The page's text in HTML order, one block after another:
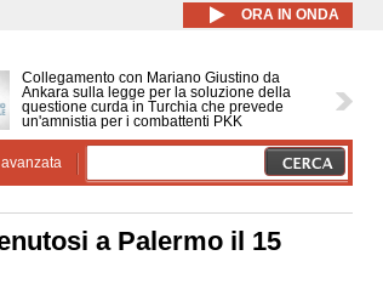
ORA IN ONDA
Collegamento con Mariano Giustino da
Ankara sulla legge per la soluzione della
questione curda in Turchia che prevede
un'amnistia per i combattenti PKK
a Palermo il 15